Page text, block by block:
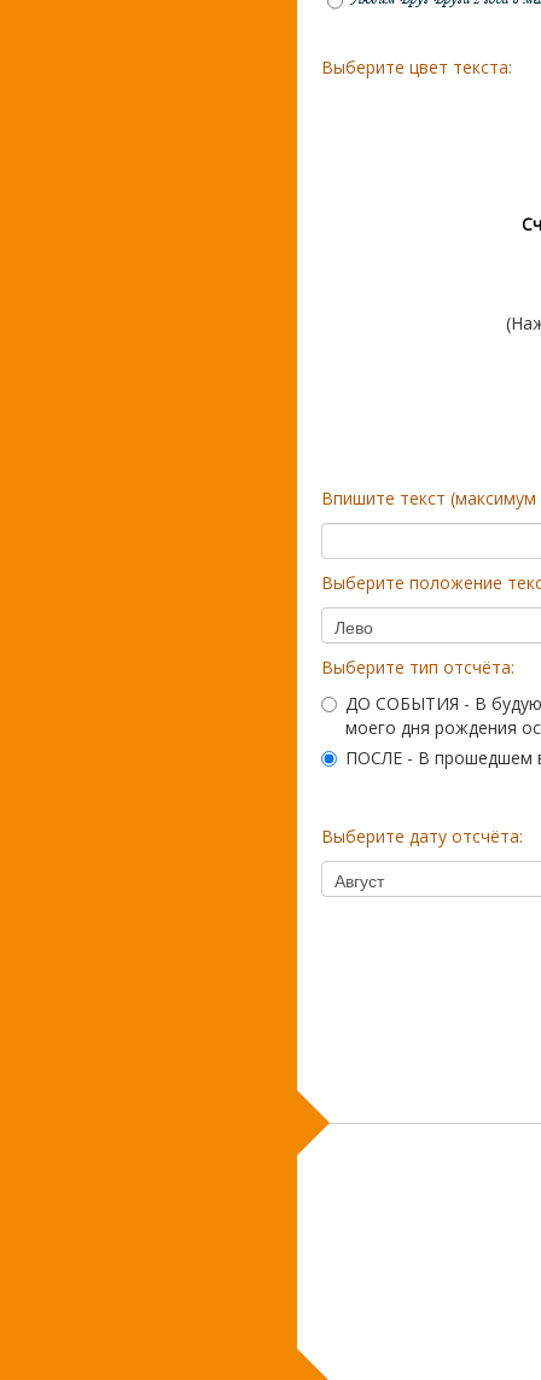
Выберите цвет текста:
Впишите текст
Выберите положение
Выберите тип отсчёта:
ДО СОБЫТИЯ - В
моего дня рождения
ПОСЛЕ - В прошедшем
Выберите дату отсчёта: